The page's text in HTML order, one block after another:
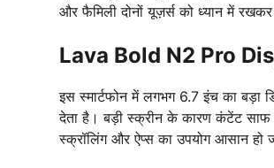
और फैमिली दोनों यूज़र्स को ध्यान में रखकर
Lava Bold N2 Pro
इस स्मार्टफोन में लगभग 6.7 इंच का बड़ा
देता है। बड़ी स्क्रीन के कारण कंटेंट साफ
स्क्रॉलिंग और ऐप्स का उपयोग आसान हो